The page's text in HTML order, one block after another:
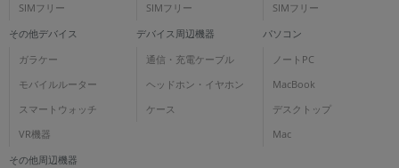
SIMフリー
SIMフリー
SIMフリー
その他デバイス
ガラケー
モバイルルーター
スマートウォッチ
VR機器
デバイス周辺機器
通信・充電ケーブル
ヘッドホン・イヤホン
ケース
パソコン
ノートPC
MacBook
デスクトップ
Mac
その他周辺機器